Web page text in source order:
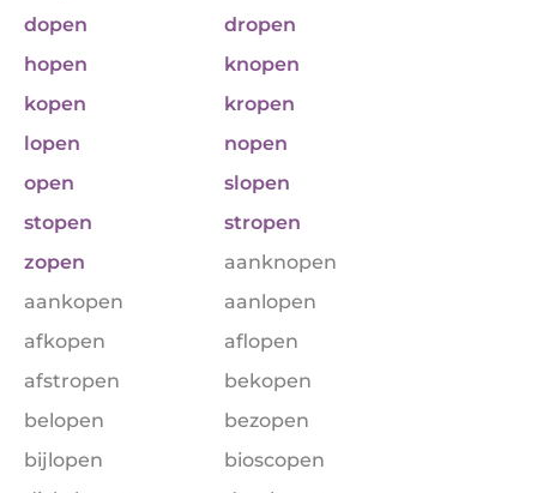
dopen
dropen
hopen
knopen
kopen
kropen
lopen
nopen
open
slopen
stopen
stropen
zopen
aanknopen
aankopen
aanlopen
afkopen
aflopen
afstropen
bekopen
belopen
bezopen
bijlopen
bioscopen